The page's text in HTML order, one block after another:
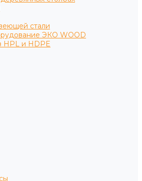
стали
ЭКО WOOD
HPL и HDPE